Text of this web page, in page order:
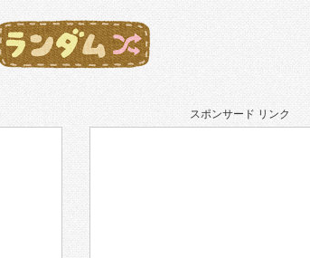
スポンサード リンク